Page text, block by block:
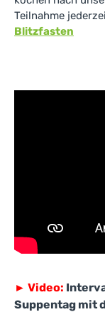
Teilnahme
Blitzfasten
► Video:
Suppentag mit